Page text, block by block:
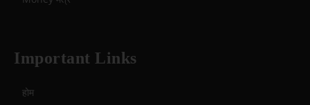
Important Links
होम